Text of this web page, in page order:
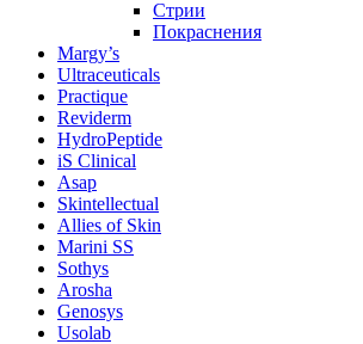
Стрии
Покраснения
Margy’s
Ultraceuticals
Practique
Reviderm
HydroPeptide
iS Clinical
Asap
Skintellectual
Allies of Skin
Marini SS
Sothys
Arosha
Genosys
Usolab